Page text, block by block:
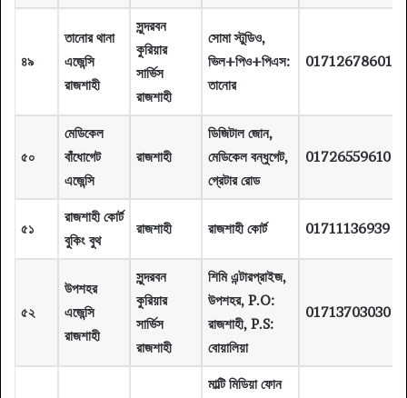
৪৯
তানোর থানা
এজেন্সি
রাজশাহী
সুন্দরবন
কুরিয়ার
সার্ভিস
রাজশাহী
সোমা স্টুডিও,
ভিল+পিও+পিএস:
তানোর
01712678601
৫০
মেডিকেল
বাঁধোগেট
এজেন্সি
রাজশাহী
ডিজিটাল জোন,
মেডিকেল বন্ধুগেট,
গ্রেটার রোড
01726559610
৫১
রাজশাহী কোর্ট
বুকিং বুথ
রাজশাহী রাজশাহী কোর্ট 01711136939
৫২
উপশহর
এজেন্সি
রাজশাহী
সুন্দরবন
কুরিয়ার
সার্ভিস
রাজশাহী
শিমি এন্টারপ্রাইজ,
উপশহর, P.O:
রাজশাহী, P.S:
বোয়ালিয়া
01713703030
মাল্টি মিডিয়া ফোন